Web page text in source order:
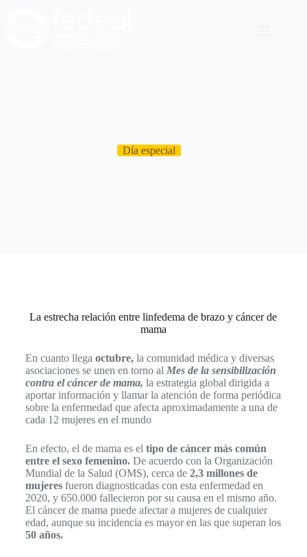
Día especial
La estrecha relación entre linfedema de brazo y cáncer de
mama
En cuanto llega octubre,la comunidad médica y diversas
asociaciones se unen en torno al Mes de la sensibilización
contra el cáncer de mama, la estrategia global dirigida a
aportar información y llamar la atención de forma periódica
sobre la enfermedad que afecta aproximadamente a una de
cada 12 mujeres en el mundo
En efecto, el de mama es el tipo de cáncer más común
entre el sexo femenino.De acuerdo con la Organización
Mundial de la Salud (OMS), cerca de2,3 millones de
mujeres fueron diagnosticadas con esta enfermedad en
2020, y 650.000 fallecieron por su causa en el mismo año.
El cáncer de mama puede afectar a mujeres de cualquier
edad, aunque su incidencia es mayor en las que superan los
50 años.